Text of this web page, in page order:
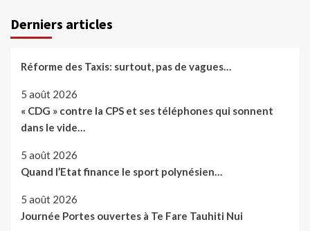
Derniers articles
Réforme des Taxis: surtout, pas de vagues…
5 août 2026
« CDG » contre la CPS et ses téléphones qui sonnent
dans le vide…
5 août 2026
Quand l’Etat finance le sport polynésien…
5 août 2026
Journée Portes ouvertes à Te Fare Tauhiti Nui